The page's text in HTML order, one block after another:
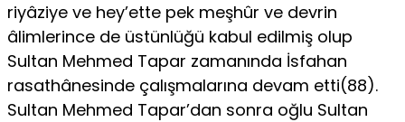
riyâziye ve hey’ette pek meşhûr ve devrin
âlimlerince de üstünlüğü kabul edilmiş olup
Sultan Mehmed Tapar zamanında İsfahan
rasathânesinde çalışmalarına devam etti(88).
Sultan Mehmed Tapar’dan sonra oğlu Sultan